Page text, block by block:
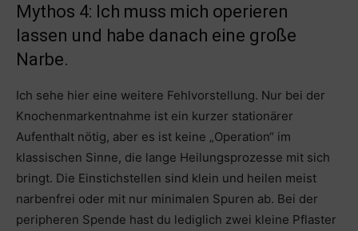
Mythos 4: Ich muss mich operieren
lassen und habe danach eine große
Narbe.
Ich sehe hier eine weitere Fehlvorstellung. Nur bei der
Knochenmarkentnahme ist ein kurzer stationärer
Aufenthalt nötig, aber es ist keine „Operation“ im
klassischen Sinne, die lange Heilungsprozesse mit sich
bringt. Die Einstichstellen sind klein und heilen meist
narbenfrei oder mit nur minimalen Spuren ab. Bei der
peripheren Spende hast du lediglich zwei kleine Pflaster